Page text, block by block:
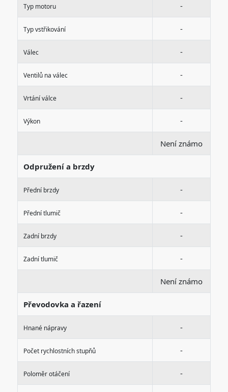
Typ motoru -
Typ vstřikování -
Válec -
Ventilů na válec -
Vrtání válce -
Výkon -
Není známo
Odpružení a brzdy
Přední brzdy -
Přední tlumič -
Zadní brzdy -
Zadní tlumič -
Není známo
Převodovka a řazení
Hnané nápravy -
Počet rychlostních stupňů -
Poloměr otáčení -